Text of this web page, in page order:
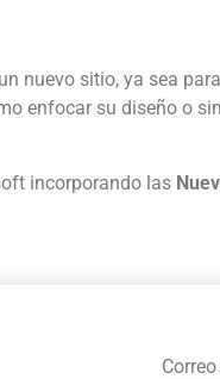
nuevo sitio, ya sea
enfocar su diseño o
incorporando las